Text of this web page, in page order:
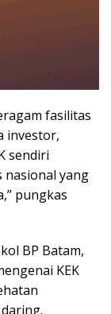
fasilitas
investor,
sendiri
nasional yang
pungkas
BP Batam,
KEK